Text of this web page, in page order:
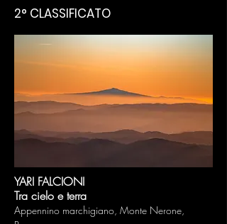
2° CLASSIFICATO
YARI FALCIONI
Tra cielo e terra
Appennino marchigiano, Monte Nerone,